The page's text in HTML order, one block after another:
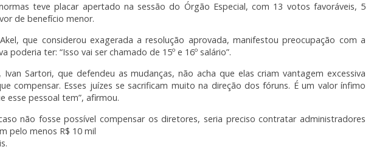
teve placar apertado na sessão do Órgão Especial, com 13 votos favoráveis, 5
de benefício menor.
que considerou exagerada a resolução aprovada, manifestou preocupação com a
poderia ter: “Isso vai ser chamado de 15º e 16º salário”.
Sartori, que defendeu as mudanças, não acha que elas criam vantagem excessiva
compensar. Esses juízes se sacrificam muito na direção dos fóruns. É um valor ínfimo
esse pessoal tem”, afirmou.
não fosse possível compensar os diretores, seria preciso contratar administradores
pelo menos R$ 10 mil